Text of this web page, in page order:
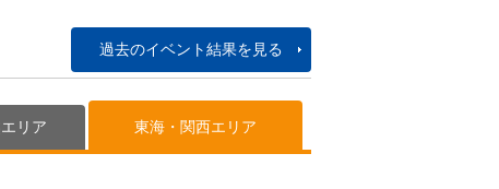
過去のイベント結果を見る
リア 東海・関西エリア